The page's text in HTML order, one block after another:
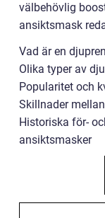
välbehövlig
ansiktsmask
Vad är en
Olika typer av
Popularitet och
Skillnader
Historiska för-
ansiktsmasker